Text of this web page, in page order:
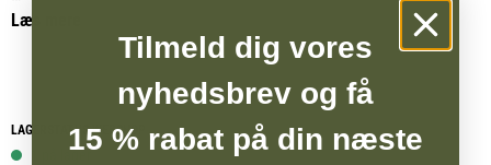
Assorterede farver
Læs mere
LAGERSTATUS WEBSHOP
1 på lager
Tilmeld dig vores
nyhedsbrev og få
15 % rabat på din næste